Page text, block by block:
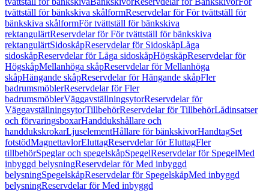
tvättställ för bänkskiva skålformReservdelar för För tvättställ för
bänkskiva skålformFör tvättställ för bänkskiva
rektangulärtReservdelar för För tvättställ för bänkskiva
rektangulärtSidoskåpReservdelar för SidoskåpLåga
sidoskåpReservdelar för Låga sidoskåpHögskåpReservdelar för
HögskåpMellanhöga skåpReservdelar för Mellanhöga
skåpHängande skåpReservdelar för Hängande skåpFler
badrumsmöblerReservdelar för Fler
badrumsmöblerVäggavställningsytorReservdelar för
VäggavställningsytorTillbehörReservdelar för TillbehörLådinsatser
och förvaringsboxarHanddukshållare och
handdukskrokarLjuselementHållare för bänkskivorHandtagSet
fotstödMagnettavlorEluttagReservdelar för EluttagFler
tillbehörSpeglar och spegelskåpSpegelReservdelar för SpegelMed
inbyggd belysningReservdelar för Med inbyggd
belysningSpegelskåpReservdelar för SpegelskåpMed inbyggd
belysningReservdelar för Med inbyggd